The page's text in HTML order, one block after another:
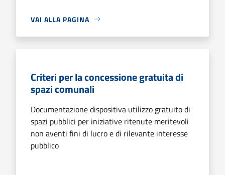
VAI ALLA PAGINA
Criteri per la concessione gratuita di
spazi comunali
Documentazione dispositiva utilizzo gratuito di
spazi pubblici per iniziative ritenute meritevoli
non aventi fini di lucro e di rilevante interesse
pubblico